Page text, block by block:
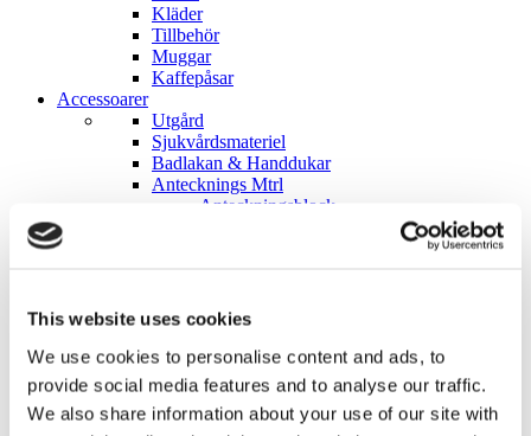
This website uses cookies
We use cookies to personalise content and ads, to
provide social media features and to analyse our traffic.
We also share information about your use of our site with
Kläder
Tillbehör
Muggar
Kaffepåsar
Accessoarer
Utgård
Sjukvårdsmateriel
Badlakan & Handdukar
Antecknings Mtrl
Anteckningsblock
Stickers
Flygvapnet
Balkan
Sinai
Till förmån för Ukraina